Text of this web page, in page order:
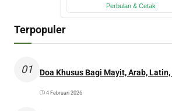
Terpopuler
01 Doa Khusus Bagi Mayit, Arab,
4 Februari 2026